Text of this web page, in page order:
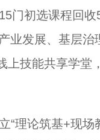
初选课程回收
业发展、基层
上技能共享学堂
论筑基+现场